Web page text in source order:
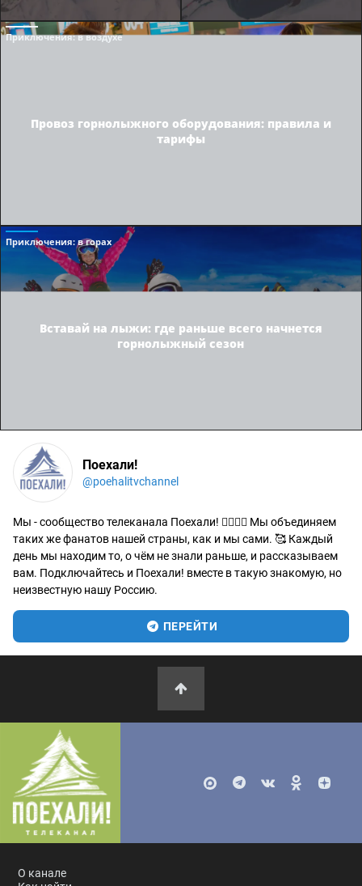
Приключения: в воздухе
Провоз горнолыжного оборудования: правила и
тарифы
Приключения: в горах
Вставай на лыжи: где раньше всего начнется
горнолыжный сезон
Поехали!
@poehalitvchannel
Мы - сообщество телеканала Поехали! 🙋‍♂️🙋‍♀️ Мы объединяем
таких же фанатов нашей страны, как и мы сами. 🥰 Каждый
день мы находим то, о чём не знали раньше, и рассказываем
вам. Подключайтесь и Поехали! вместе в такую знакомую, но
неизвестную нашу Россию.
ПЕРЕЙТИ
О канале